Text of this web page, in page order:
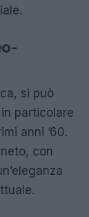
si può
in particolare
anni ’60.
con